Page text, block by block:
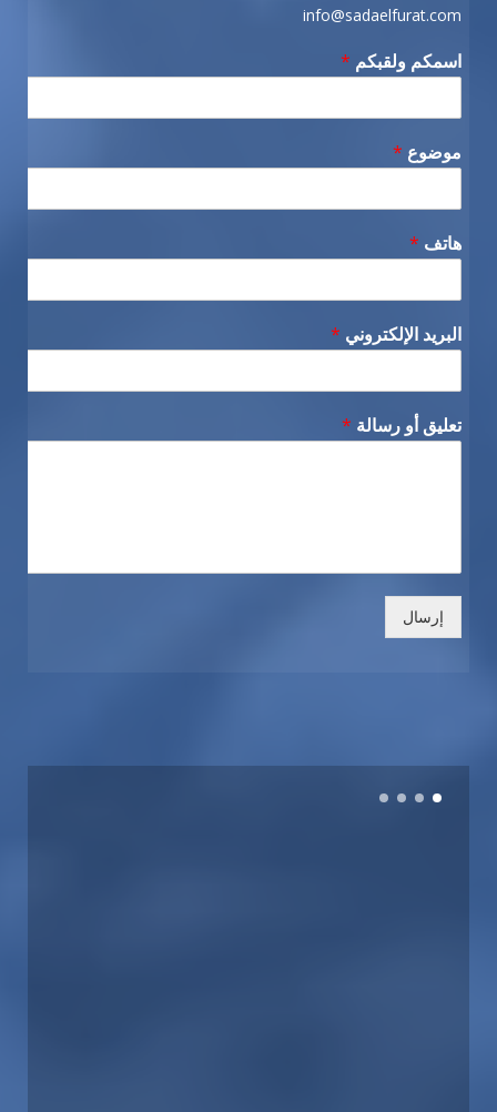
info@sadaelfurat.com
اسمكم ولقبكم *
موضوع *
هاتف *
البريد الإلكتروني *
تعليق أو رسالة *
إرسال